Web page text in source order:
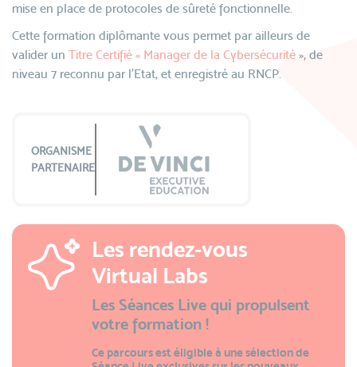
mise en place de protocoles de sûreté fonctionnelle.
Cette formation diplômante vous permet par ailleurs de
valider un Titre Certifié « Manager de la Cybersécurité », de
niveau 7 reconnu par l’Etat, et enregistré au RNCP.
ORGANISME
PARTENAIRE
Les rendez-vous
Virtual Labs
Les Séances Live qui propulsent
votre formation !
Ce parcours est éligible à une sélection de